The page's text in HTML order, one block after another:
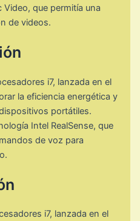
Video, que permitía una
de videos.
i7, lanzada en el
la eficiencia energética y
portátiles.
Intel RealSense, que
de voz para
i7, lanzada en el